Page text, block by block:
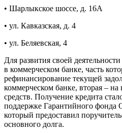
• Шарлыкское шоссе, д. 16А
• ул. Кавказская, д. 4
• ул. Беляевская, 4
Для развития своей
в коммерческом банке, часть
рефинансирование текущей
коммерческом банке, вторая –
средств. Получение кредита
поддержке Гарантийного фонда
который предоставил
основного долга.